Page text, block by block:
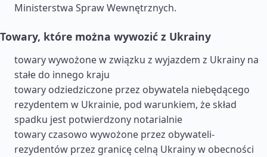
Ministerstwa Spraw Wewnętrznych.
Towary, które można wywozić z Ukrainy
towary wywożone w związku z wyjazdem z Ukrainy na
stałe do innego kraju
towary odziedziczone przez obywatela niebędącego
rezydentem w Ukrainie, pod warunkiem, że skład
spadku jest potwierdzony notarialnie
towary czasowo wywożone przez obywateli-
rezydentów przez granicę celną Ukrainy w obecności